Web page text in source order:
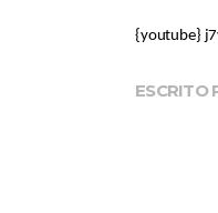
{youtube}
ESCRITO